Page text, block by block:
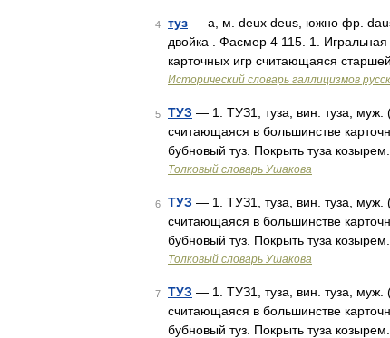
4 туз — а, м. deux deus, южно фр. daus
двойка . Фасмер 4 115. 1.
карточных игр считающаяся
Исторический словарь галлицизмов
5 ТУЗ — 1. ТУЗ1, туза, вин. туза, муж.
считающаяся в большинстве
бубновый туз. Покрыть туза
Толковый словарь Ушакова
6 ТУЗ — 1. ТУЗ1, туза, вин. туза, муж.
считающаяся в большинстве
бубновый туз. Покрыть туза
Толковый словарь Ушакова
7 ТУЗ — 1. ТУЗ1, туза, вин. туза, муж.
считающаяся в большинстве
бубновый туз. Покрыть туза